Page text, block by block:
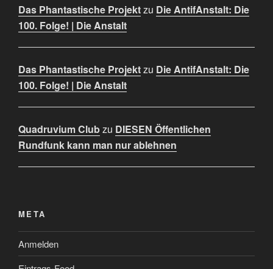
Das Phantastische Projektzu Die AntifAnstalt: Die
100. Folge! | Die Anstalt
Das Phantastische Projektzu Die AntifAnstalt: Die
100. Folge! | Die Anstalt
Quadruvium Clubzu DIESEN Öffentlichen
Rundfunk kann man nur ablehnen
META
Anmelden